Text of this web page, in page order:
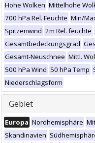
Hohe Wolken Mittelhohe
700 hPa Rel. Feuchte Min/
Spitzenwind 2m Rel. feuchte
Gesamtbedeckungsgrad
Gesamt-Neuschnee Mittl.
500 hPa Wind 50 hPa Temp
Niederschlagsform
Gebiet
Europa Nordhemisphäre
Skandinavien